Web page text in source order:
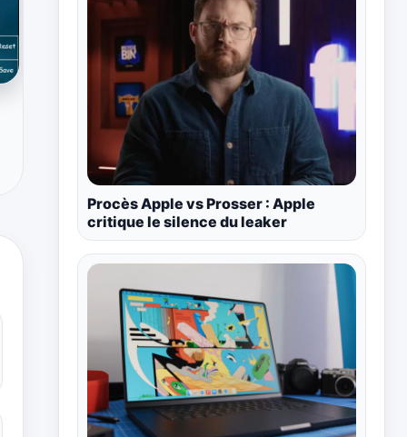
Procès Apple vs Prosser : Apple
critique le silence du leaker